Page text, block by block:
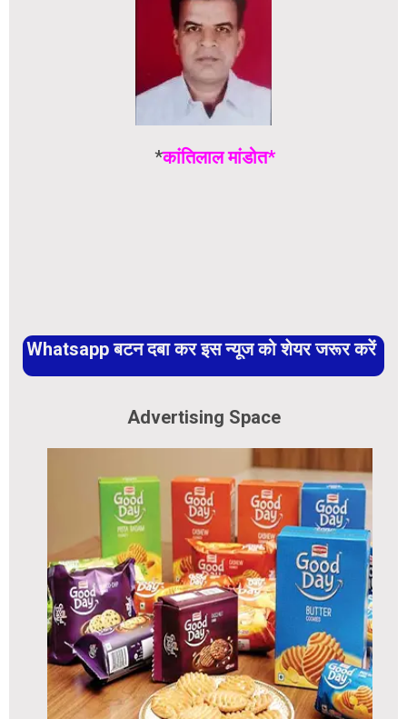
*कांतिलाल मांडोत*
Whatsapp बटन दबा कर इस न्यूज को शेयर जरूर करें
Advertising Space